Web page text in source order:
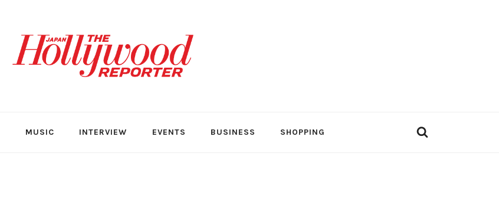
MUSIC INTERVIEW EVENTS BUSINESS SHOPPING